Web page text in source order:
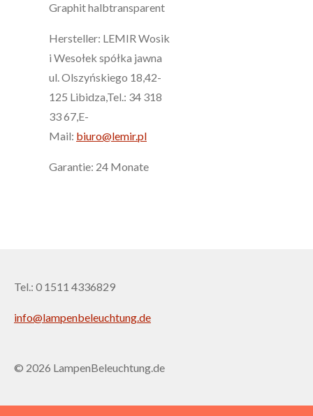
Graphit halbtransparent
Hersteller: LEMIR Wosik
i Wesołek spółka jawna
ul. Olszyńskiego 18,42-
125 Libidza,Tel.: 34 318
33 67,E-
Mail: biuro@lemir.pl
Garantie: 24 Monate
Tel.: 0 1511 4336829
info@lampenbeleuchtung.de
© 2026 LampenBeleuchtung.de